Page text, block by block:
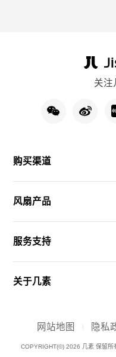
关注
购买渠道
风扇产品
服务支持
关于几素
COPYRIGHT(©) 2026 几素 保留所
网站地图 隐私